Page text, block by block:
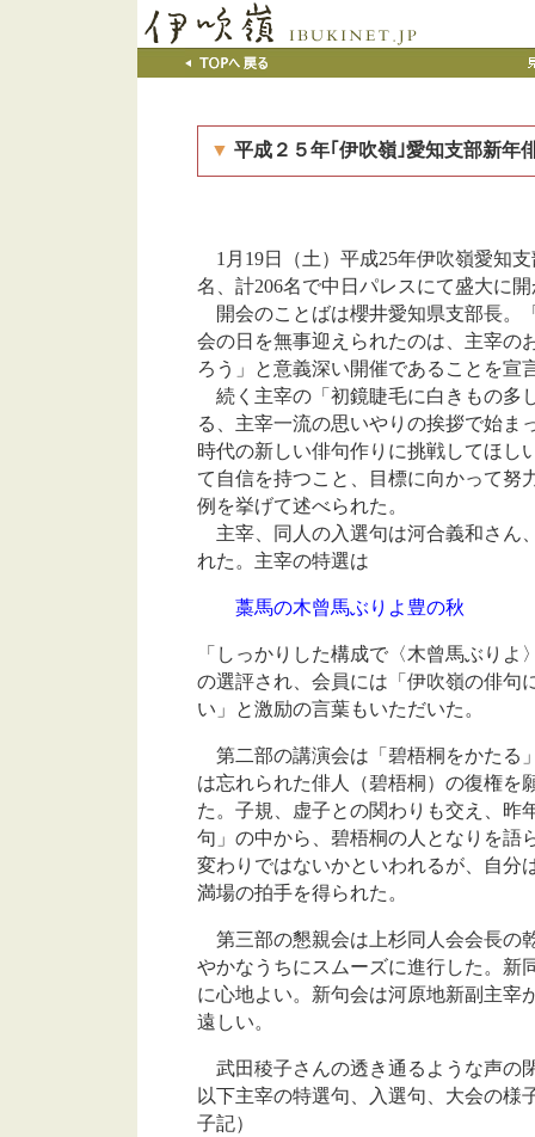
▼ 平成２５年｢伊吹嶺｣愛知支部新年
1 月 19日（土）平成25年伊吹嶺愛知
名、計206名で中日パレスにて盛大に
開会のことばは櫻井愛知県支部長。
会の日を無事迎えられたのは、主宰の
ろう」と意義深い開催であることを宣
続く主宰の「初鏡睫毛に白きもの多
る、主宰一流の思いやりの挨拶で始ま
時代の新しい俳句作りに挑戦してほし
て自信を持つこと、目標に向かって努
例を挙げて述べられた。
主宰、同人の入選句は河合義和さん
れた。主宰の特選は
藁馬の木曾馬ぶりよ豊の秋
「しっかりした構成で〈木曾馬ぶり
の選評され、会員には「伊吹嶺の俳句
い」と激励の言葉もいただいた。
第二部の講演会は「碧梧桐をかたる
は忘れられた俳人（碧梧桐）の復権を
た。子規、虚子との関わりも交え、昨
句」の中から、碧梧桐の人となりを語
変わりではないかといわれるが、自分
満場の拍手を得られた。
第三部の懇親会は上杉同人会会長の
やかなうちにスムーズに進行した。新
に心地よい。新句会は河原地新副主宰
遠しい。
武田稜子さんの透き通るような声の
以下主宰の特選句、入選句、大会
子記）